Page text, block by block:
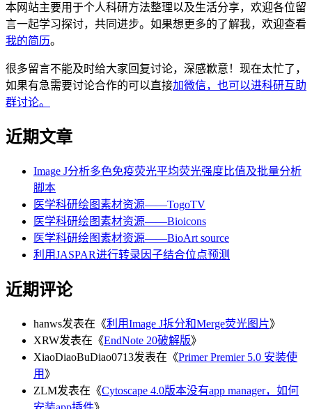
本网站主要用于个人科研方法整理以及生活分享，欢迎各位留
言一起学习探讨，共同进步。如果想更多的了解我，欢迎查看
我的简历。
很多留言不能及时给大家回复讨论，深感歉意！现在太忙了，
如果有急需要讨论合作的可以直接加微信，也可以进科研互助
群讨论。
近期文章
Image J分析多色免疫荧光平均荧光强度比值及批量分析
脚本
医学科研绘图素材资源——TogoTV
医学科研绘图素材资源——Bioicons
医学科研绘图素材资源——BioArt source
利用JASPAR进行转录因子结合位点预测
近期评论
hanws发表在《利用Image J拆分和Merge荧光图片》
XRW发表在《EndNote 20破解版》
XiaoDiaoBuDiao0713发表在《Primer Premier 5.0 安装使
用 》
ZLM发表在《Cytoscape 4.0版本没有app manager，如何